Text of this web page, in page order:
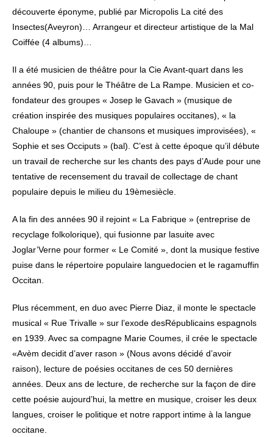
découverte éponyme, publié par Micropolis La cité des
Insectes(Aveyron)… Arrangeur et directeur artistique de la Mal
Coiffée (4 albums)…
Il a été musicien de théâtre pour la Cie Avant-quart dans les
années 90, puis pour le Théâtre de La Rampe. Musicien et co-
fondateur des groupes « Josep le Gavach » (musique de
création inspirée des musiques populaires occitanes), « la
Chaloupe » (chantier de chansons et musiques improvisées), «
Sophie et ses Occiputs » (bal). C’est à cette époque qu’il débute
un travail de recherche sur les chants des pays d’Aude pour une
tentative de recensement du travail de collectage de chant
populaire depuis le milieu du 19èmesiècle.
A la fin des années 90 il rejoint « La Fabrique » (entreprise de
recyclage folkolorique), qui fusionne par lasuite avec
Joglar’Verne pour former « Le Comité », dont la musique festive
puise dans le répertoire populaire languedocien et le ragamuffin
Occitan.
Plus récemment, en duo avec Pierre Diaz, il monte le spectacle
musical « Rue Trivalle » sur l’exode desRépublicains espagnols
en 1939. Avec sa compagne Marie Coumes, il crée le spectacle
«Avèm decidit d’aver rason » (Nous avons décidé d’avoir
raison), lecture de poésies occitanes de ces 50 dernières
années. Deux ans de lecture, de recherche sur la façon de dire
cette poésie aujourd’hui, la mettre en musique, croiser les deux
langues, croiser le politique et notre rapport intime à la langue
occitane.